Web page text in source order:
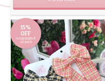
15%
OFF
comprando 4
ou mais